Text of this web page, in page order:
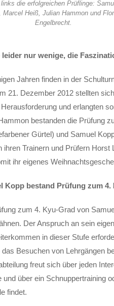
links die erfolgreichen Prüflinge:
Marcel Heiß, Julian Hammon und
Engelbrecht.
leider nur wenige, die
Jahren finden in der
21. Dezember 2012 stellten
und erlangten
bestanden die Prüfung
Gürtel) und Samuel
ihren Trainern und Prüfern
ihr eigenes
Kopp bestand Prüfung zum 4.
zum 4. Kyu-Grad von
Der Anspruch an sein
in dieser Stufe
Besuchen von Lehrgängen
freut sich über jeden
und über ein Schnuppertraining
findet.